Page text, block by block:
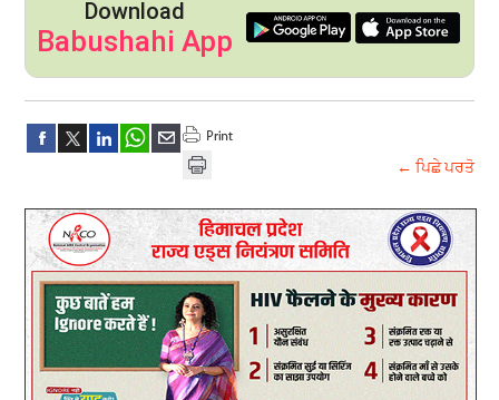
Download
Babushahi App
← ਪਿਛੇ ਪਰਤੋ